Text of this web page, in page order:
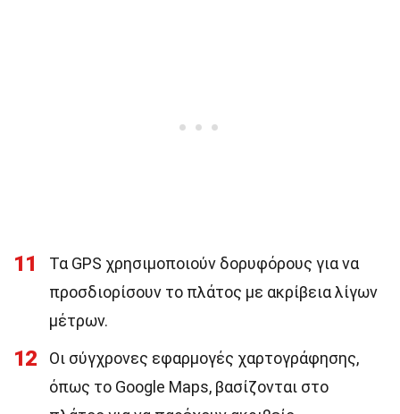
11
Τα GPS χρησιμοποιούν δορυφόρους για να
προσδιορίσουν το πλάτος με ακρίβεια λίγων
μέτρων.
12
Οι σύγχρονες εφαρμογές χαρτογράφησης,
όπως το Google Maps, βασίζονται στο